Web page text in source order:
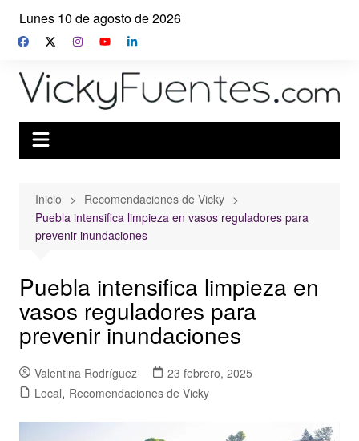
Saltar
contenido
Lunes 10 de agosto de 2026
Inicio
Recomendaciones de Vicky
Puebla intensifica limpieza en vasos reguladores para
prevenir inundaciones
Puebla intensifica limpieza en
vasos reguladores para
prevenir inundaciones
Valentina Rodríguez
23 febrero, 2025
Local, Recomendaciones de Vicky